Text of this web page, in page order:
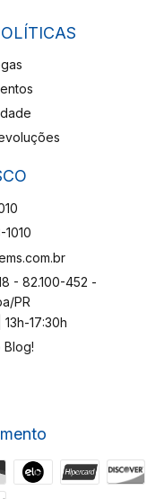
1010
- 82.100-452 -
PR
17:30h
Blog!